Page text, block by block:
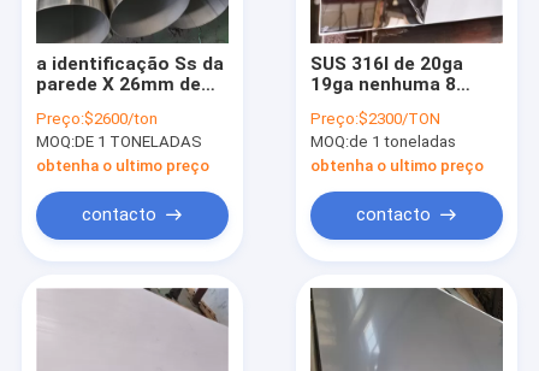
a identificação Ss da
parede X 26mm de
soldada conduz a
tubulação inoxidável
que solda o SUS AISI
Preço:$2600/ton
MOQ:DE 1 TONELADAS
obtenha o ultimo preço
contacto
SUS 316l de 20ga
19ga nenhuma 8
inoxidável do espelho
da folha 0.5mm Ss
do revestimento do
Preço:$2300/TON
MOQ:de 1 toneladas
obtenha o ultimo preço
contacto